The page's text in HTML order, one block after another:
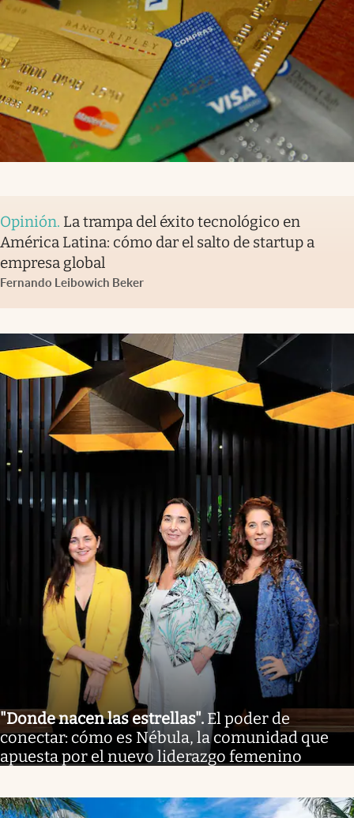
Opinión. La trampa del éxito tecnológico en
América Latina: cómo dar el salto de startup a
empresa global
Fernando Leibowich Beker
"Donde nacen las estrellas". El poder de
conectar: cómo es Nébula, la comunidad que
apuesta por el nuevo liderazgo femenino